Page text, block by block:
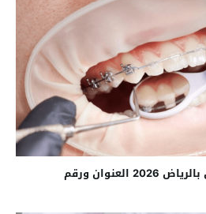
افضل دكتور تقويم اسنان بالرياض 2026 العنوان ورقم